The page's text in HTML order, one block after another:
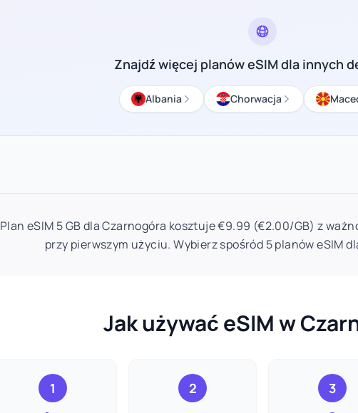
Znajdź więcej planów eSIM dla innych
Albania Chorwacja
Plan eSIM 5 GB dla Czarnogóra kosztuje €9.99 (€2.00/GB) z
przy pierwszym użyciu. Wybierz spośród 5 planów eSIM
Jak używać eSIM w
1 2 3